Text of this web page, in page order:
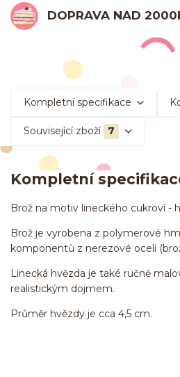
DOPRAVA NAD
Kompletní specifikace
Související zboží 7
Kompletní
Brož na motiv lineckého cukroví -
Brož je vyrobena z polymerové
komponentů z nerezové oceli
Linecká hvězda je také ručně
realistickým dojmem.
Průměr hvězdy je cca 4,5 cm.